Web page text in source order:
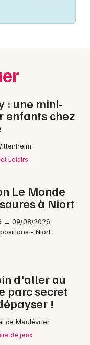
de la Loire
: une mini-
enfants chez
Loisirs
Le Monde
à Niort
→ 09/08/2026
- Niort
d'aller au
parc secret
!
de Maulévrier
de jeux